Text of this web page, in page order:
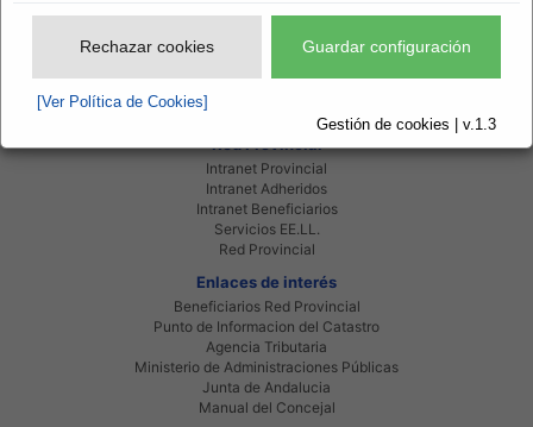
Rechazar cookies Guardar configuración
[Ver Política de Cookies]
Gestión de cookies | v.1.3
Red Provincial
Intranet Provincial
Intranet Adheridos
Intranet Beneficiarios
Servicios EE.LL.
Red Provincial
Enlaces de interés
Beneficiarios Red Provincial
Punto de Informacion del Catastro
Agencia Tributaria
Ministerio de Administraciones Públicas
Junta de Andalucia
Manual del Concejal